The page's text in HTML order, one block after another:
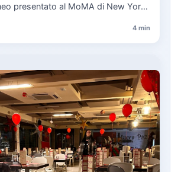
presentato al MoMA di New York
4 min